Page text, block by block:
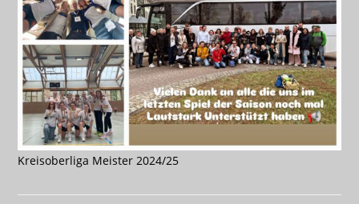
Kreisoberliga Meister 2024/25